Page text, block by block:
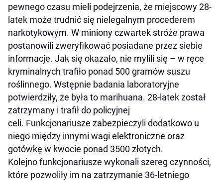
pewnego czasu mieli podejrzenia, że miejscowy 28-
latek może trudnić się nielegalnym procederem
narkotykowym. W miniony czwartek stróże prawa
postanowili zweryfikować posiadane przez siebie
informacje. Jak się okazało, nie mylili się – w ręce
kryminalnych trafiło ponad 500 gramów suszu
roślinnego. Wstępnie badania laboratoryjne
potwierdziły, że była to marihuana. 28-latek został
zatrzymany i trafił do policyjnej
celi. Funkcjonariusze zabezpieczyli dodatkowo u
niego między innymi wagi elektroniczne oraz
gotówkę w kwocie ponad 3500 złotych.
Kolejno funkcjonariusze wykonali szereg czynności,
które pozwoliły im na zatrzymanie 36-letniego